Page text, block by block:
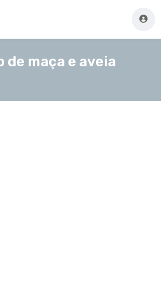
de maça e aveia